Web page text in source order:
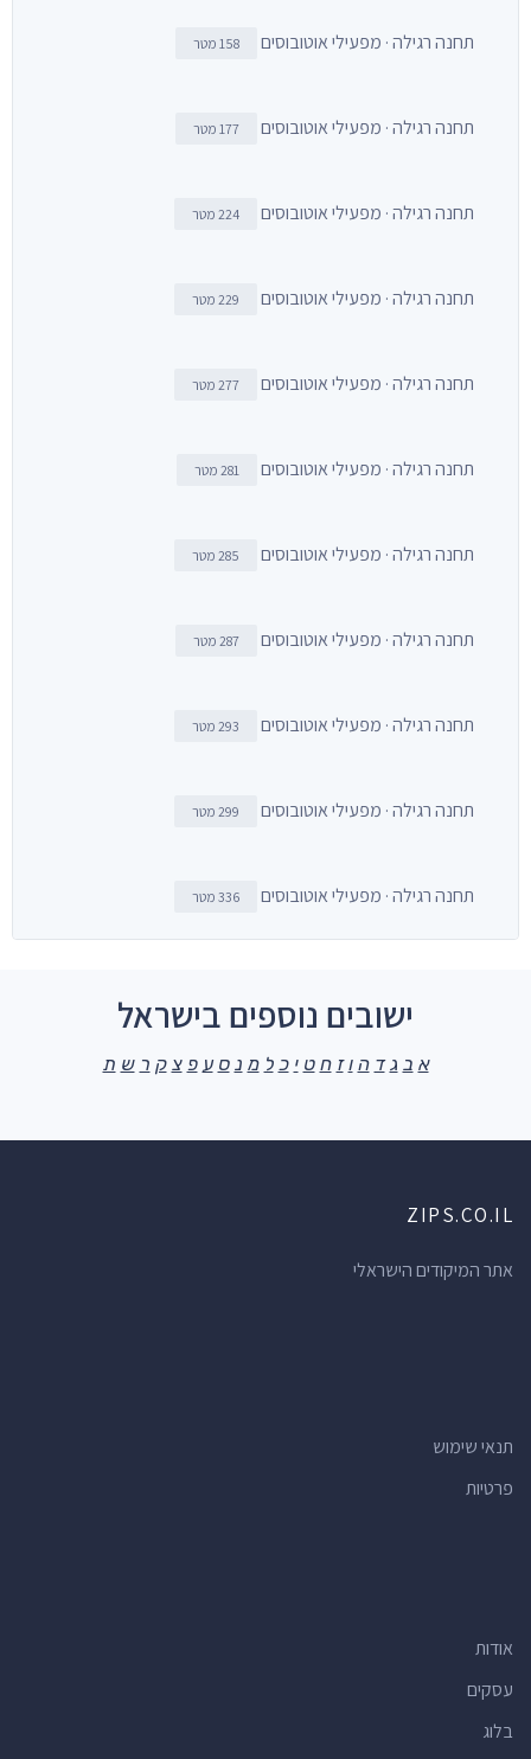
תחנה רגילה · מפעילי אוטובוסים 158 מטר
תחנה רגילה · מפעילי אוטובוסים 177 מטר
תחנה רגילה · מפעילי אוטובוסים 224 מטר
תחנה רגילה · מפעילי אוטובוסים 229 מטר
תחנה רגילה · מפעילי אוטובוסים 277 מטר
תחנה רגילה · מפעילי אוטובוסים 281 מטר
תחנה רגילה · מפעילי אוטובוסים 285 מטר
תחנה רגילה · מפעילי אוטובוסים 287 מטר
תחנה רגילה · מפעילי אוטובוסים 293 מטר
תחנה רגילה · מפעילי אוטובוסים 299 מטר
תחנה רגילה · מפעילי אוטובוסים 336 מטר
ישובים נוספים בישראל
א ב ג ד ה ו ז ח ט י כ ל מ נ ס ע פ צ ק ר ש ת
ZIPS.CO.IL
אתר המיקודים הישראלי
תנאי שימוש
פרטיות
אודות
עסקים
בלוג